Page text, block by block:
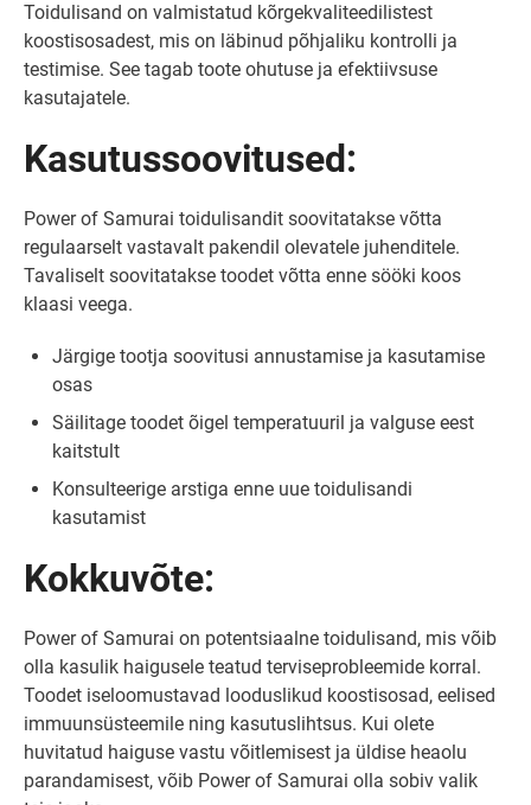
Toidulisand on valmistatud kõrgekvaliteedilistest
koostisosadest, mis on läbinud põhjaliku kontrolli ja
testimise. See tagab toote ohutuse ja efektiivsuse
kasutajatele.
Kasutussoovitused:
Power of Samurai toidulisandit soovitatakse võtta
regulaarselt vastavalt pakendil olevatele juhenditele.
Tavaliselt soovitatakse toodet võtta enne sööki koos
klaasi veega.
Järgige tootja soovitusi annustamise ja kasutamise
osas
Säilitage toodet õigel temperatuuril ja valguse eest
kaitstult
Konsulteerige arstiga enne uue toidulisandi
kasutamist
Kokkuvõte:
Power of Samurai on potentsiaalne toidulisand, mis võib
olla kasulik haigusele teatud terviseprobleemide korral.
Toodet iseloomustavad looduslikud koostisosad, eelised
immuunsüsteemile ning kasutuslihtsus. Kui olete
huvitatud haiguse vastu võitlemisest ja üldise heaolu
parandamisest, võib Power of Samurai olla sobiv valik